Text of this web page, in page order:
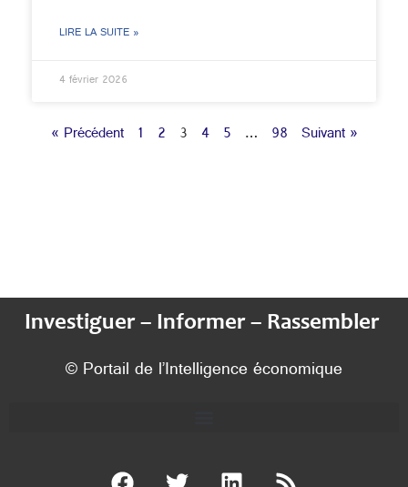
LIRE LA SUITE »
4 février 2026
« Précédent 1 2 3 4 5 … 98 Suivant »
Investiguer – Informer – Rassembler
© Portail de l’Intelligence économique